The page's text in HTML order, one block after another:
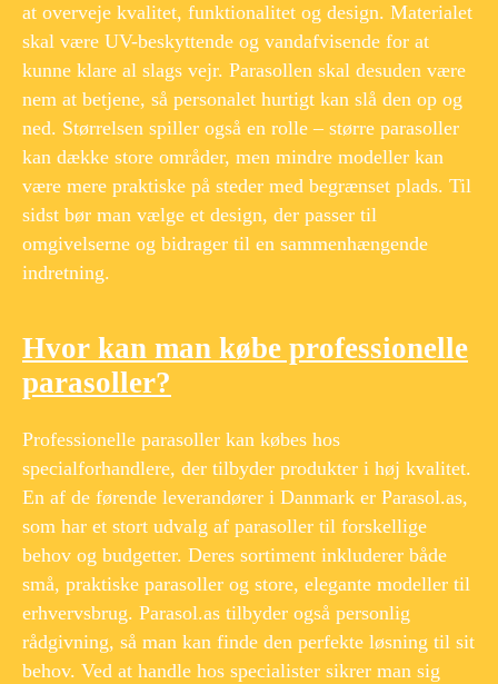
at overveje kvalitet, funktionalitet og design. Materialet
skal være UV-beskyttende og vandafvisende for at
kunne klare al slags vejr. Parasollen skal desuden være
nem at betjene, så personalet hurtigt kan slå den op og
ned. Størrelsen spiller også en rolle – større parasoller
kan dække store områder, men mindre modeller kan
være mere praktiske på steder med begrænset plads. Til
sidst bør man vælge et design, der passer til
omgivelserne og bidrager til en sammenhængende
indretning.
Hvor kan man købe professionelle
parasoller?
Professionelle parasoller kan købes hos
specialforhandlere, der tilbyder produkter i høj kvalitet.
En af de førende leverandører i Danmark er Parasol.as,
som har et stort udvalg af parasoller til forskellige
behov og budgetter. Deres sortiment inkluderer både
små, praktiske parasoller og store, elegante modeller til
erhvervsbrug. Parasol.as tilbyder også personlig
rådgivning, så man kan finde den perfekte løsning til sit
behov. Ved at handle hos specialister sikrer man sig